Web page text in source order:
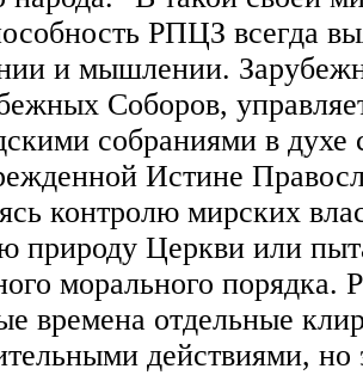
РПЦЗ всегда
и мышлении.
Соборов,
собраниями в духе
Истине
контролю мирских
природу Церкви или
морального
времена отдельные
действиями,